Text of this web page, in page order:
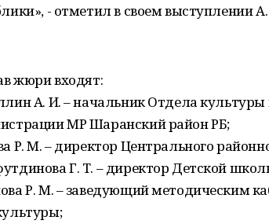
- отметил в своем выступлении
жюри входят:
А. И. – начальник Отдела
МР Шаранский район РБ;
Р. М. – директор Центрального
Г. Т. – директор Детской
Р. М. – заведующий методическим